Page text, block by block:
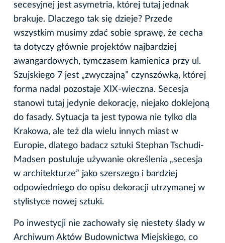
secesyjnej jest asymetria, której tutaj jednak
brakuje. Dlaczego tak się dzieje? Przede
wszystkim musimy zdać sobie sprawę, że cecha
ta dotyczy głównie projektów najbardziej
awangardowych, tymczasem kamienica przy ul.
Szujskiego 7 jest „zwyczajną” czynszówką, której
forma nadal pozostaje XIX-wieczna. Secesja
stanowi tutaj jedynie dekorację, niejako doklejoną
do fasady. Sytuacja ta jest typowa nie tylko dla
Krakowa, ale też dla wielu innych miast w
Europie, dlatego badacz sztuki Stephan Tschudi-
Madsen postuluje używanie określenia „secesja
w architekturze” jako szerszego i bardziej
odpowiedniego do opisu dekoracji utrzymanej w
stylistyce nowej sztuki.
Po inwestycji nie zachowały się niestety ślady w
Archiwum Aktów Budownictwa Miejskiego, co